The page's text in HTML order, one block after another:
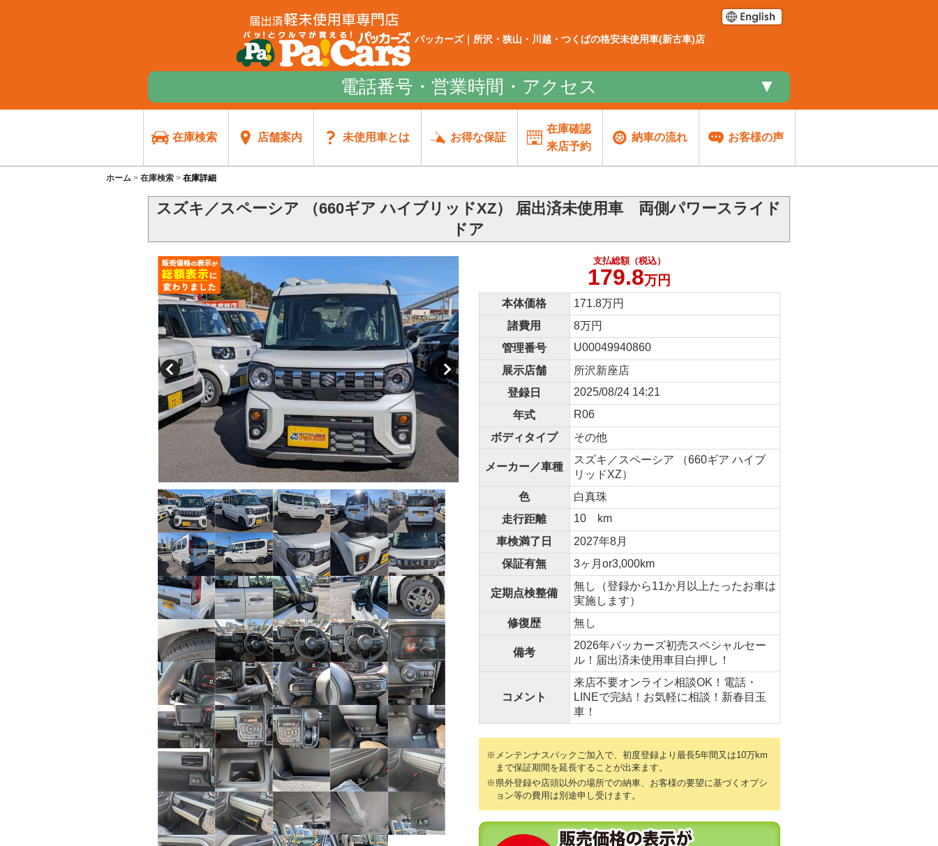
パッカーズ｜所沢・狭山・川越・つくばの格安未使用車(新古車)店
電話番号・営業時間・アクセス ▼
在庫検索 店舗案内 未使用車とは お得な保証
在庫確認
来店予約
納車の流れ お客様の声
ホーム 在庫検索 在庫詳細
スズキ／スペーシア （660ギア ハイブリッドXZ） 届出済未使用車 両側パワースライド
ドア
支払総額（税込）
179.8万円
本体価格
171.8万円
諸費用
8万円
管理番号
U00049940860
展示店舗
所沢新座店
登録日
2025/08/24 14:21
年式
R06
ボディタイプ
その他
メーカー／車種
スズキ／スペーシア （660ギア ハイブ
リッドXZ）
色
白真珠
走行距離
10 km
車検満了日
2027年8月
保証有無
3ヶ月or3,000km
定期点検整備
無し（登録から11か月以上たったお車は
実施します）
修復歴
無し
備考
2026年パッカーズ初売スペシャルセー
ル！届出済未使用車目白押し！
コメント
来店不要オンライン相談OK！電話・
LINEで完結！お気軽に相談！新春目玉
車！
※メンテンナスパックご加入で、初度登録より最長5年間又は10万km
まで保証期間を延長することが出来ます。
※県外登録や店頭以外の場所での納車、お客様の要望に基づくオプシ
ョン等の費用は別途申し受けます。